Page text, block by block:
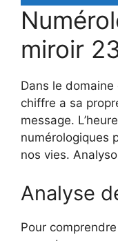
miroir
Dans le
chiffre a sa
message. L’heure
numérologiques
nos vies.
Analyse
Pour